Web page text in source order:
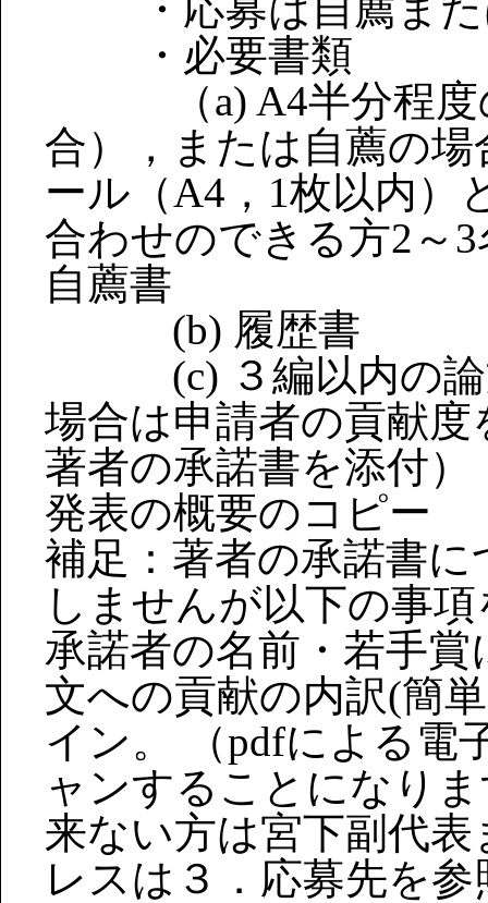
・必要書類
（a) A4半分程度の
合），または自薦の
ール（A4，1枚以内）
合わせのできる方2～
自薦書
(b) 履歴書
(c) ３編以内の論
場合は申請者の貢献
著者の承諾書を添付
発表の概要のコピー
補足：著者の承諾書
しませんが以下の事
承諾者の名前・若手
文への貢献の内訳(簡
イン。 （pdfによる電
ャンすることになり
来ない方は宮下副代
レスは３．応募先を参